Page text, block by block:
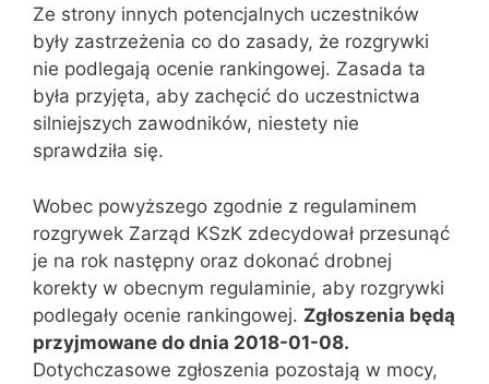
Ze strony innych potencjalnych uczestników
były zastrzeżenia co do zasady, że rozgrywki
nie podlegają ocenie rankingowej. Zasada ta
była przyjęta, aby zachęcić do uczestnictwa
silniejszych zawodników, niestety nie
sprawdziła się.
Wobec powyższego zgodnie z regulaminem
rozgrywek Zarząd KSzK zdecydował przesunąć
je na rok następny oraz dokonać drobnej
korekty w obecnym regulaminie, aby rozgrywki
podlegały ocenie rankingowej. Zgłoszenia będą
przyjmowane do dnia 2018-01-08.
Dotychczasowe zgłoszenia pozostają w mocy,